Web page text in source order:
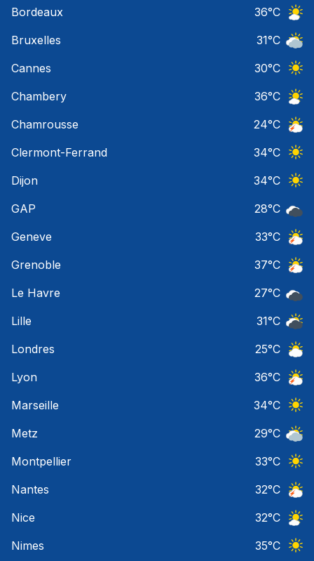
Bordeaux
36°C
Bruxelles
31°C
Cannes
30°C
Chambery
36°C
Chamrousse
24°C
Clermont-Ferrand
34°C
Dijon
34°C
GAP
28°C
Geneve
33°C
Grenoble
37°C
Le Havre
27°C
Lille
31°C
Londres
25°C
Lyon
36°C
Marseille
34°C
Metz
29°C
Montpellier
33°C
Nantes
32°C
Nice
32°C
Nimes
35°C